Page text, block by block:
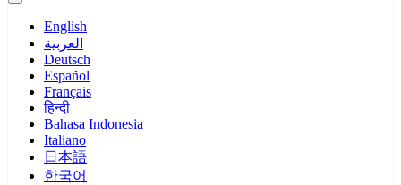
English
العربية
Deutsch
Español
Français
हिन्दी
Bahasa Indonesia
Italiano
日本語
한국어